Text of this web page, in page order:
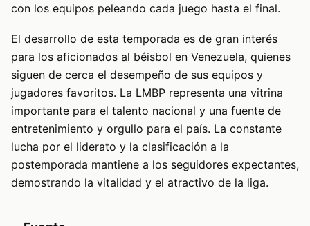
con los equipos peleando cada juego hasta el final.
El desarrollo de esta temporada es de gran interés
para los aficionados al béisbol en Venezuela, quienes
siguen de cerca el desempeño de sus equipos y
jugadores favoritos. La LMBP representa una vitrina
importante para el talento nacional y una fuente de
entretenimiento y orgullo para el país. La constante
lucha por el liderato y la clasificación a la
postemporada mantiene a los seguidores expectantes,
demostrando la vitalidad y el atractivo de la liga.